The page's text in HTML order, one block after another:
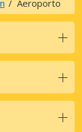
Aeroporto